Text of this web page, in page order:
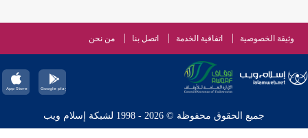
وثيقة الخصوصية اتفاقية الخدمة اتصل بنا من نحن
جميع الحقوق محفوظة © 2026 - 1998 لشبكة إسلام ويب